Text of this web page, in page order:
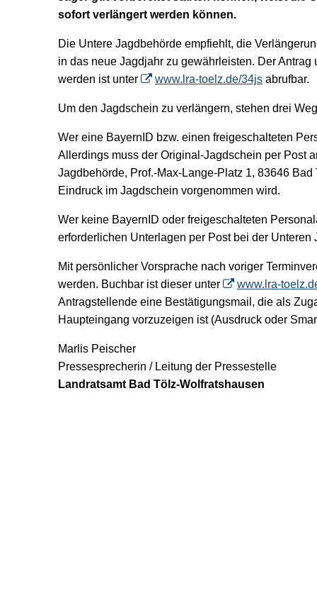
sofort verlängert werden können.
Die Untere Jagdbehörde empfiehlt, die
in das neue Jagdjahr zu gewährleisten. Der
werden ist unter
www.lra-toelz.de/34js abrufbar.
Um den Jagdschein zu verlängern, stehen drei
Wer eine BayernID bzw. einen freigeschalteten
Allerdings muss der Original-Jagdschein per Post
Jagdbehörde, Prof.-Max-Lange-Platz 1, 83646
Eindruck im Jagdschein vorgenommen wird.
Wer keine BayernID oder freigeschalteten
erforderlichen Unterlagen per Post bei der
Mit persönlicher Vorsprache nach voriger
werden. Buchbar ist dieser unter
www.lra-
Antragstellende eine Bestätigungsmail, die als
Haupteingang vorzuzeigen ist (Ausdruck oder
Marlis Peischer
Pressesprecherin / Leitung der Pressestelle
Landratsamt Bad Tölz-Wolfratshausen